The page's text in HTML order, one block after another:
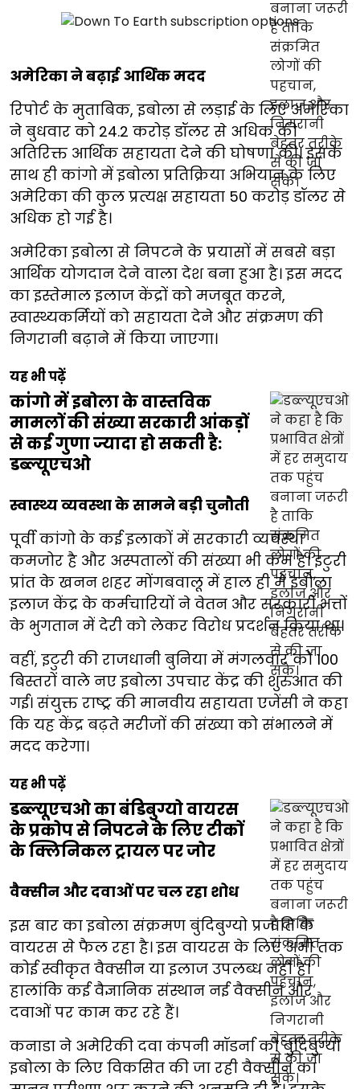
अमेरिका ने बढ़ाई आर्थिक मदद
रिपोर्ट के मुताबिक, इबोला से लड़ाई के लिए अमेरिका
ने बुधवार को 24.2 करोड़ डॉलर से अधिक की
अतिरिक्त आर्थिक सहायता देने की घोषणा की। इसके
साथ ही कांगो में इबोला प्रतिक्रिया अभियान के लिए
अमेरिका की कुल प्रत्यक्ष सहायता 50 करोड़ डॉलर से
अधिक हो गई है।
अमेरिका इबोला से निपटने के प्रयासों में सबसे बड़ा
आर्थिक योगदान देने वाला देश बना हुआ है। इस मदद
का इस्तेमाल इलाज केंद्रों को मजबूत करने,
स्वास्थ्यकर्मियों को सहायता देने और संक्रमण की
निगरानी बढ़ाने में किया जाएगा।
यह भी पढ़ें
कांगो में इबोला के वास्तविक
मामलों की संख्या सरकारी आंकड़ों
से कई गुणा ज्यादा हो सकती है:
डब्ल्यूएचओ
स्वास्थ्य व्यवस्था के सामने बड़ी चुनौती
पूर्वी कांगो के कई इलाकों में सरकारी व्यवस्था
कमजोर है और अस्पतालों की संख्या भी कम है। इटुरी
प्रांत के खनन शहर मोंगबवालू में हाल ही में इबोला
इलाज केंद्र के कर्मचारियों ने वेतन और सरकारी भत्तों
के भुगतान में देरी को लेकर विरोध प्रदर्शन किया था।
वहीं, इटुरी की राजधानी बुनिया में मंगलवार को 100
बिस्तरों वाले नए इबोला उपचार केंद्र की शुरुआत की
गई। संयुक्त राष्ट्र की मानवीय सहायता एजेंसी ने कहा
कि यह केंद्र बढ़ते मरीजों की संख्या को संभालने में
मदद करेगा।
यह भी पढ़ें
डब्ल्यूएचओ का बंडिबुग्यो वायरस
के प्रकोप से निपटने के लिए टीकों
के क्लिनिकल ट्रायल पर जोर
वैक्सीन और दवाओं पर चल रहा शोध
इस बार का इबोला संक्रमण बुंदिबुग्यो प्रजाति के
वायरस से फैल रहा है। इस वायरस के लिए अभी तक
कोई स्वीकृत वैक्सीन या इलाज उपलब्ध नहीं है।
हालांकि कई वैज्ञानिक संस्थान नई वैक्सीन और
दवाओं पर काम कर रहे हैं।
कनाडा ने अमेरिकी दवा कंपनी मॉडर्ना को बुंदिबुग्यो
इबोला के लिए विकसित की जा रही वैक्सीन का